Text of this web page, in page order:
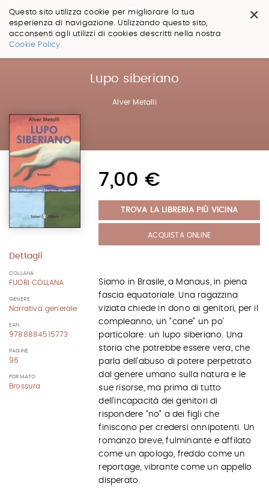
×
Questo sito utilizza cookie per migliorare la tua
esperienza di navigazione. Utilizzando questo sito,
acconsenti agli utilizzi di cookies descritti nella nostra
Cookie Policy.
Salta
Lupo siberiano
Alver Metalli
Dettagli
COLLANA
FUORI COLLANA
GENERE
Narrativa generale
EAN
9788884515773
PAGINE
96
FORMATO
Brossura
7,00 €
TROVA LA LIBRERIA PIÙ VICINA
ACQUISTA ONLINE
Siamo in Brasile, a Manaus, in piena
fascia equatoriale. Una ragazzina
viziata chiede in dono ai genitori, per il
compleanno, un "cane" un po'
particolare: un lupo siberiano. Una
storia che potrebbe essere vera, che
parla dell'abuso di potere perpetrato
dal genere umano sulla natura e le
sue risorse, ma prima di tutto
dell'incapacità dei genitori di
rispondere "no" a dei figli che
finiscono per credersi onnipotenti. Un
romanzo breve, fulminante e affilato
come un apologo, freddo come un
reportage, vibrante come un appello
disperato.